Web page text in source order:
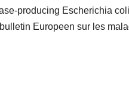
producing Escherichia
Europeen sur les